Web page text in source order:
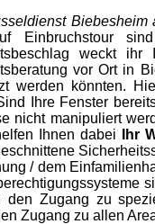
Biebesheim
Einbruchstour
weckt
vor Ort in
werden könnten.
Ihre Fenster
nicht manipuliert
Ihnen dabei
Ihr
/ dem
den Zugang zu
Zugang zu allen